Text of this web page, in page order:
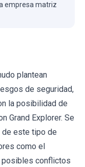
empresa matriz
plantean
de seguridad,
la posibilidad de
Grand Explorer. Se
de este tipo de
como el
posibles conflictos